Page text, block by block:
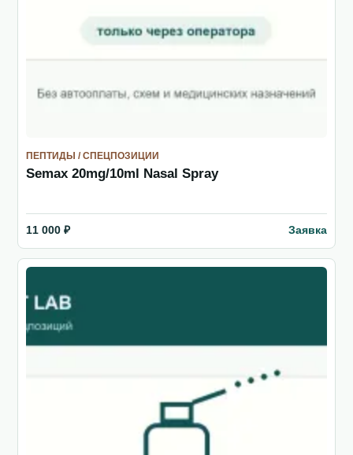
ПЕПТИДЫ / СПЕЦПОЗИЦИИ
Semax 20mg/10ml Nasal Spray
11 000 ₽ Заявка